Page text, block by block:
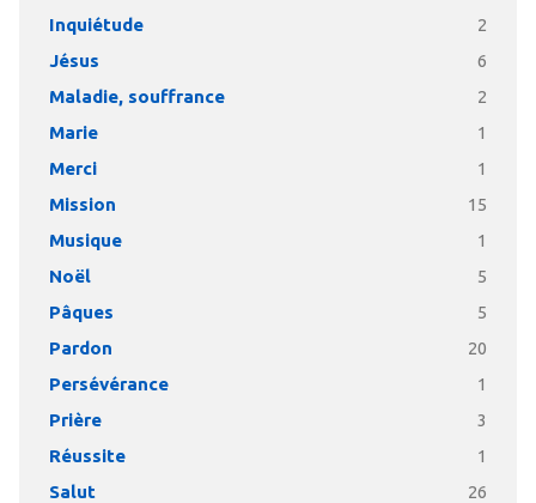
Inquiétude 2
Jésus 6
Maladie, souffrance 2
Marie 1
Merci 1
Mission 15
Musique 1
Noël 5
Pâques 5
Pardon 20
Persévérance 1
Prière 3
Réussite 1
Salut 26